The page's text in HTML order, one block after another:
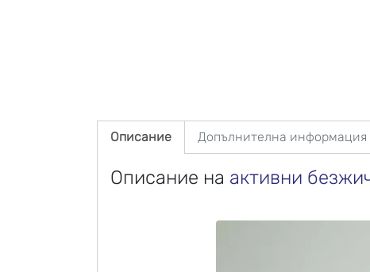
Описание Допълнителна информация
Описание на активни